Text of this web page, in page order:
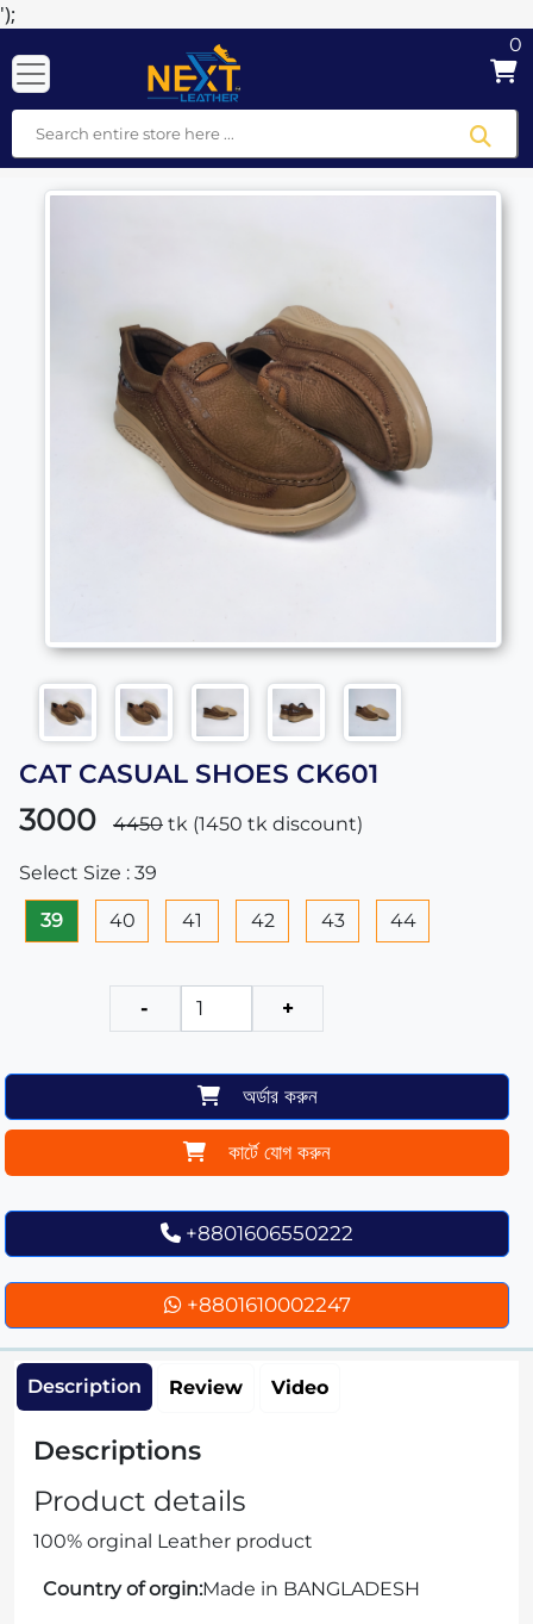
');
0
CAT CASUAL SHOES CK601
3000 4450 tk (1450 tk discount)
Select Size : 39
39 40 41 42 43 44
- +
অর্ডার করুন
কার্টে যোগ করুন
+8801606550222
+8801610002247
Description Review Video
Descriptions
Product details
100% orginal Leather product
Country of orgin:Made in BANGLADESH